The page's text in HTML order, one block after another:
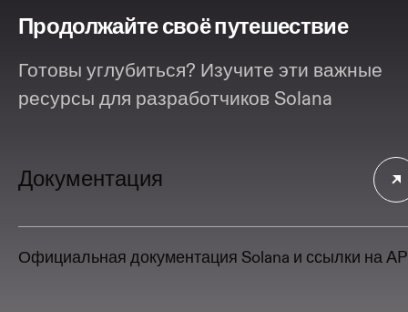
Продолжайте своё путешествие
Готовы углубиться? Изучите эти важные
ресурсы для разработчиков Solana
Документация
Официальная документация Solana и ссылки на